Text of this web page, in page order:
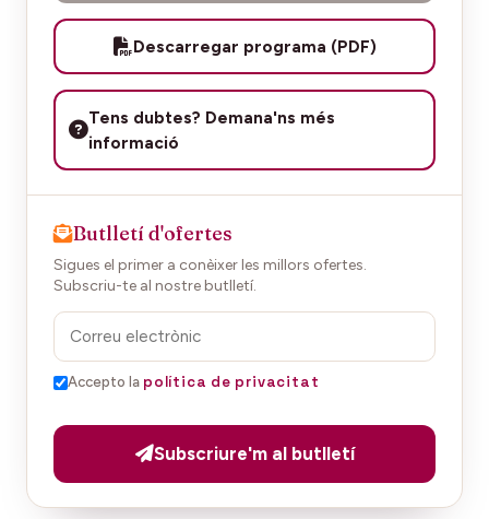
Descarregar programa (PDF)
Tens dubtes? Demana'ns més
informació
Butlletí d'ofertes
Sigues el primer a conèixer les millors ofertes.
Subscriu-te al nostre butlletí.
Accepto la política de privacitat
Subscriure'm al butlletí